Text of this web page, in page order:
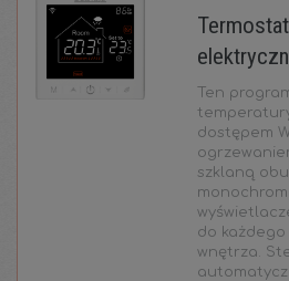
Ten
dostępem
szklaną
do
wnętrza.